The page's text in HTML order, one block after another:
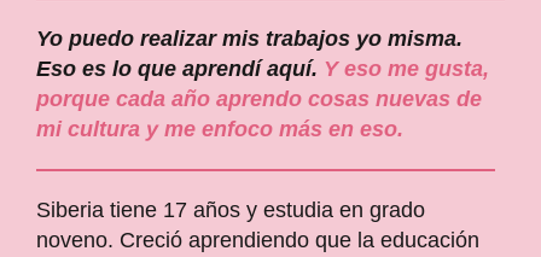
Yo puedo realizar mis trabajos yo misma.
Eso es lo que aprendí aquí. Y eso me gusta,
porque cada año aprendo cosas nuevas de
mi cultura y me enfoco más en eso.
Siberia tiene 17 años y estudia en grado
noveno. Creció aprendiendo que la educación